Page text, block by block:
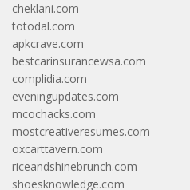
cheklani.com
totodal.com
apkcrave.com
bestcarinsurancewsa.com
complidia.com
eveningupdates.com
mcochacks.com
mostcreativeresumes.com
oxcarttavern.com
riceandshinebrunch.com
shoesknowledge.com